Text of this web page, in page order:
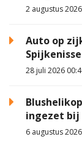
2 augustus
Auto op
Spijkenisse
28 juli 2026
ingezet bij
6 augustus